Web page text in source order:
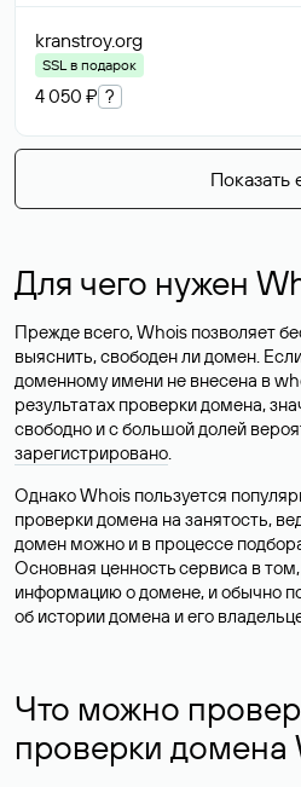
kranstroy.org
SSL в подарок
4 050 ₽ ?
Показать
Для чего нужен
Прежде всего, Whois позволяет
выяснить, свободен ли домен.
доменному имени не внесена в
результатах проверки домена,
свободно и с большой долей
зарегистрировано.
Однако Whois пользуется
проверки домена на занятость,
домен можно и в процессе
Основная ценность сервиса в
информацию о домене, и обычно
об истории домена и его
Что можно
проверки домена